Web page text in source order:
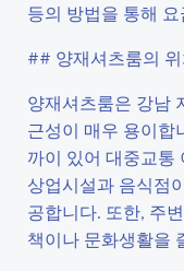
등의 방법을 통해
## 양재셔츠룸의
양재셔츠룸은 강남
근성이 매우 용이합
까이 있어 대중교통
상업시설과 음식점
공합니다. 또한, 주
책이나 문화생활을